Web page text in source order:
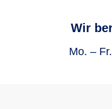
Wir
Mo. –